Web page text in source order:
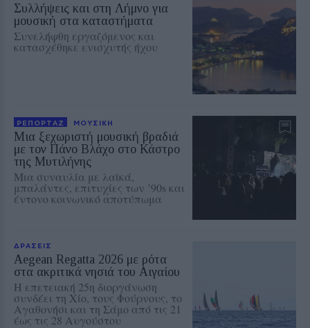
Συλλήψεις και στη Λήμνο για
μουσική στα καταστήματα
Συνελήφθη εργαζόμενος και
κατασχέθηκε ενισχυτής ήχου
ΡΕΠΟΡΤΑΖ ΜΟΥΣΙΚΗ
Μια ξεχωριστή μουσική βραδιά
με τον Πάνο Βλάχο στο Κάστρο
της Μυτιλήνης
Μια συναυλία με λαϊκά,
μπαλάντες, επιτυχίες των ’90s και
έντονο κοινωνικό αποτύπωμα
ΔΡΑΣΕΙΣ
Aegean Regatta 2026 με ρότα
στα ακριτικά νησιά του Αιγαίου
Η επετειακή 25η διοργάνωση
συνδέει τη Χίο, τους Φούρνους, το
Αγαθονήσι και τη Σάμο από τις 21
έως τις 28 Αυγούστου